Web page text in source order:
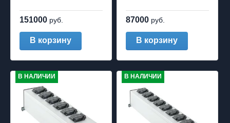
151000 руб.
В корзину
87000 руб.
В корзину
В НАЛИЧИИ В НАЛИЧИИ